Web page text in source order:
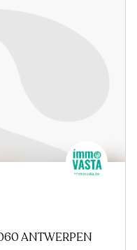
ANTWERPEN